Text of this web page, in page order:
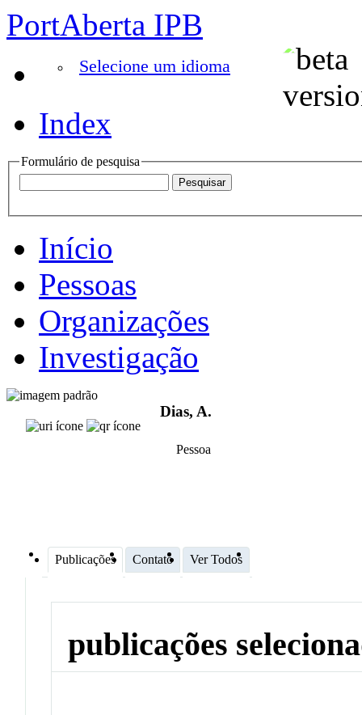
PortAberta IPB
Selecione um idioma
Index
Formulário de pesquisa
Início
Pessoas
Organizações
Investigação
Dias, A.
Pessoa
Publicações Contato Ver Todos
publicações